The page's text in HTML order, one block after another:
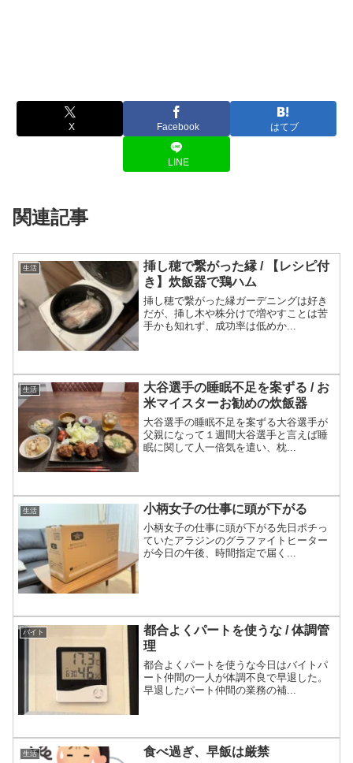
X Facebook はてブ
LINE
関連記事
生活
挿し穂で繋がった縁 / 【レシピ付
き】炊飯器で鶏ハム
挿し穂で繋がった縁ガーデニングは好き
だが、挿し木や株分けで増やすことは苦
手かも知れず、成功率は低めか...
生活
大谷選手の睡眠不足を案ずる / お
米マイスターお勧めの炊飯器
大谷選手の睡眠不足を案ずる大谷選手が
父親になって１週間大谷選手と言えば睡
眠に関して人一倍気を遣い、枕...
生活 小柄女子の仕事に頭が下がる
小柄女子の仕事に頭が下がる先日ポチっ
ていたアラジンのグラファイトヒーター
が今日の午後、時間指定で届く...
バイト
都合よくパートを使うな / 体調管
理
都合よくパートを使うな今日はバイトパ
ート仲間の一人が体調不良で早退した。
早退したパート仲間の業務の補...
生活 食べ過ぎ、早飯は厳禁